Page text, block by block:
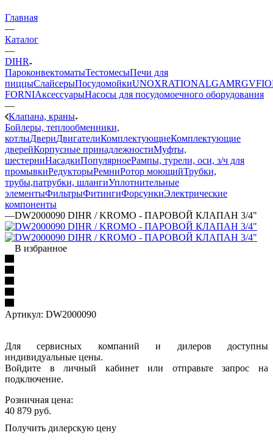
Главная
—
Каталог
—
DIHR
ПароконвектоматыТестомесыПечи для
пиццыСлайсерыПосудомойкиUNOXRATIONALGAMRGV
FORNIАксессуарыНасосы для посудомоечного оборудования
—
Клапана, краны
Бойлеры, теплообменники,
котлыДвериДвигателиКомплектующиеКомплектующие
дверейКорпусные принадлежностиМуфты,
шестерниНасадкиПопулярноеРампы, турели, оси, з/ч для
промывкиРедукторыРемниРотор моющийТрубки,
трубы,патрубки, шлангиУплотнительные
элементыФильтрыФитингиФорсункиЭлектрические
компоненты
—DW2000090 DIHR / KROMO - ПАРОВОЙ КЛАПАН 3/4"
В избранное
Артикул: DW2000090
Для сервисных компаний и дилеров доступны
индивидуальные цены.
Войдите в личный кабинет или отправьте запрос на
подключение.
Розничная цена:
40 879 руб.
Получить дилерскую цену